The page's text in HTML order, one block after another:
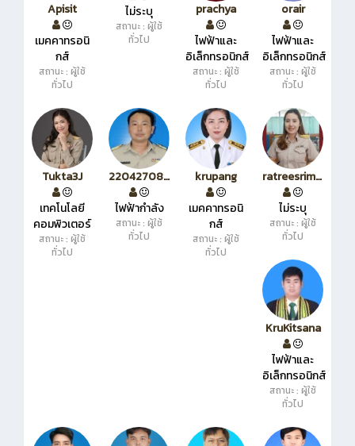
Apisit
เมคคาทรอนิ
กส์
สถานะ : ผู้ใช้
ทั่วไป
ไม่ระบุ
สถานะ : ผู้ใช้
ทั่วไป
prachya
ไฟฟ้าและ
อิเล็กทรอนิกส์
สถานะ : ผู้ใช้
ทั่วไป
orair
ไฟฟ้าและ
อิเล็กทรอนิกส์
สถานะ : ผู้ใช้
ทั่วไป
Tukta3J
เทคโนโลยี
คอมพิวเตอร์
สถานะ : ผู้ใช้
ทั่วไป
220427088184810
ไฟฟ้ากำลัง
สถานะ : ผู้ใช้
ทั่วไป
krupang
เมคคาทรอนิ
กส์
สถานะ : ผู้ใช้
ทั่วไป
ratreesrimuang
ไม่ระบุ
สถานะ : ผู้ใช้
ทั่วไป
KruKitsana
ไฟฟ้าและ
อิเล็กทรอนิกส์
สถานะ : ผู้ใช้
ทั่วไป